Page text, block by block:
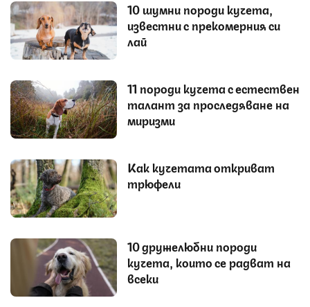
10 шумни породи кучета,
известни с прекомерния си
лай
11 породи кучета с естествен
талант за проследяване на
миризми
Как кучетата откриват
трюфели
10 дружелюбни породи
кучета, които се радват на
всеки